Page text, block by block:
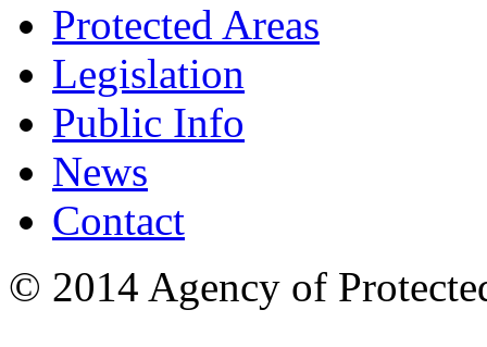
Protected Areas
Legislation
Public Info
News
Contact
© 2014 Agency of